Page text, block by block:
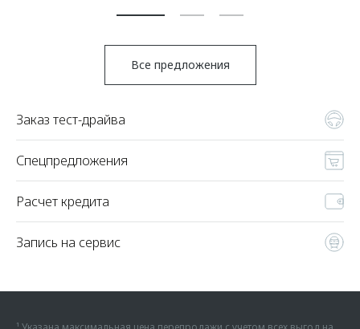
Все предложения
Заказ тест-драйва
Спецпредложения
Расчет кредита
Запись на сервис